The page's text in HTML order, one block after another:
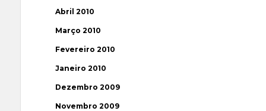
Abril 2010
Março 2010
Fevereiro 2010
Janeiro 2010
Dezembro 2009
Novembro 2009